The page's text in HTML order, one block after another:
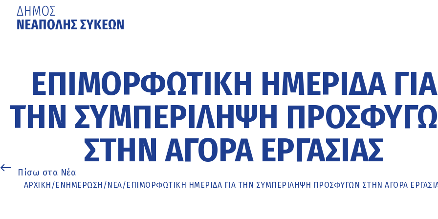
περιεχόμενο
ΕΠΙΜΟΡΦΩΤΙΚΉ ΗΜΕΡΊΔΑ ΓΙΑ
ΤΗΝ ΣΥΜΠΕΡΊΛΗΨΗ
ΣΤΗΝ ΑΓΟΡΆ ΕΡΓΑΣΊΑΣ
Πίσω στα Νέα
ΑΡΧΙΚΉ /ΕΝΗΜΈΡΩΣΗ /ΝΕΑ/ΕΠΙΜΟΡΦΩΤΙΚΉ ΗΜΕΡΊΔΑ ΓΙΑ ΤΗΝ ΣΥΜΠΕΡΊΛΗΨΗ ΠΡΟΣΦΎΓΩΝ ΣΤΗΝ ΑΓΟΡΆ